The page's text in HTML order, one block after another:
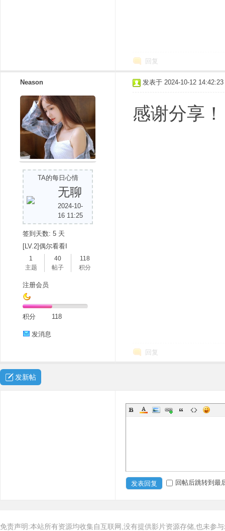
回复
Neason
TA的每日心情
无聊
2024-10-
16 11:25
签到天数: 5 天
[LV.2]偶尔看看I
1
主题
40
帖子
118
积分
注册会员
积分 118
发消息
发表于 2024-10-12 14:42:23
感谢分享！
回复
发新帖
发表回复 回帖后跳转到最
免责声明:本站所有资源均收集自互联网,没有提供影片资源存储,也未参